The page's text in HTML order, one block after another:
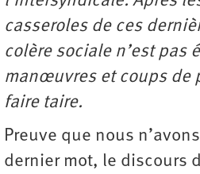
casseroles de ces
colère sociale n’est pas
manœuvres et coups de
faire taire.
Preuve que nous
dernier mot, le discours